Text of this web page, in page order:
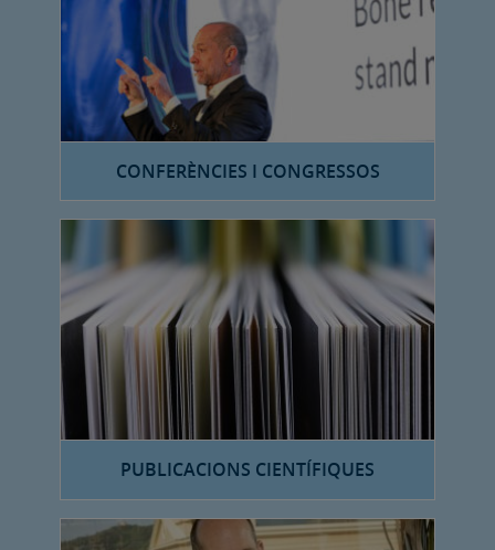
CONFERÈNCIES I CONGRESSOS
PUBLICACIONS CIENTÍFIQUES